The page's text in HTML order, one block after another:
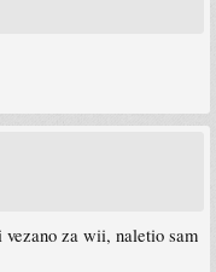
vezano za wii, naletio sam